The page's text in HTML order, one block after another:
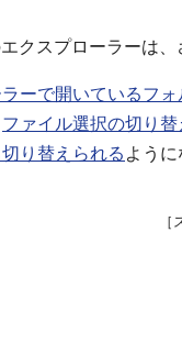
クスプローラーは、
ーで開いているフ
ファイル選択の切り替
り替えられる ように
［